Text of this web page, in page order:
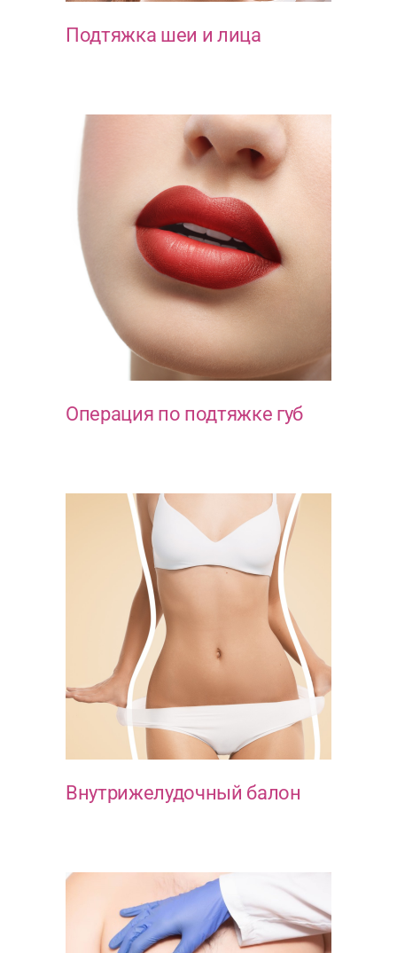
Подтяжка шеи и лица
Операция по подтяжке губ
Внутрижелудочный балон